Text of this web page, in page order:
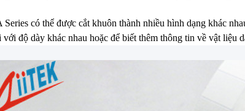
Series có thể được cắt khuôn thành nhiều hình dạng khác
độ dày khác nhau hoặc để biết thêm thông tin về vật liệu